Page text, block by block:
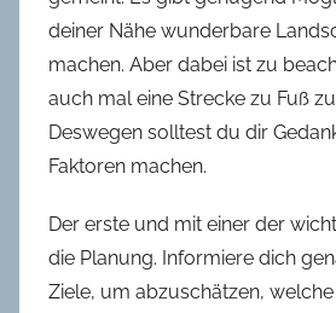
deiner Nähe wunderbare
machen. Aber dabei ist zu
auch mal eine Strecke zu Fuß
Deswegen solltest du dir
Faktoren machen.
Der erste und mit einer der
die Planung. Informiere dich
Ziele, um abzuschätzen,